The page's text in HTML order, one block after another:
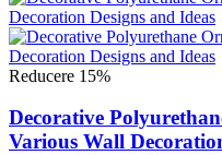
Reducere 15%
Decorative
Various Wall